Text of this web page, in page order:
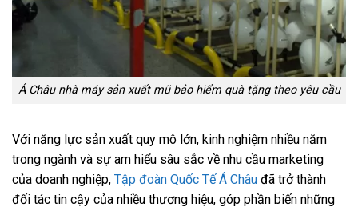
Á Châu nhà máy sản xuất mũ bảo hiểm quà tặng theo yêu cầu
Với năng lực sản xuất quy mô lớn, kinh nghiệm nhiều năm
trong ngành và sự am hiểu sâu sắc về nhu cầu marketing
của doanh nghiệp, Tập đoàn Quốc Tế Á Châu đã trở thành
đối tác tin cậy của nhiều thương hiệu, góp phần biến những